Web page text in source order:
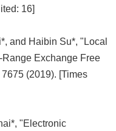
16]
and Haibin Su*, "Local
Range Exchange Free
(2019). [Times
"Electronic